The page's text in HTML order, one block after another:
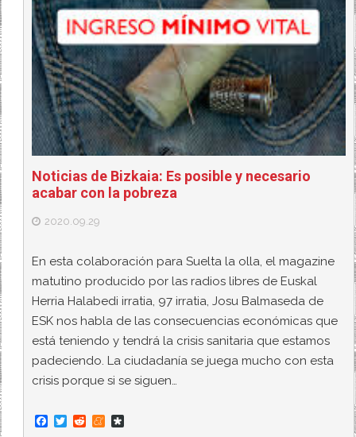
Noticias de Bizkaia: Es posible y necesario
acabar con la pobreza
2020.09.29
En esta colaboración para Suelta la olla, el magazine
matutino producido por las radios libres de Euskal
Herria Halabedi irratia, 97 irratia, Josu Balmaseda de
ESK nos habla de las consecuencias económicas que
está teniendo y tendrá la crisis sanitaria que estamos
padeciendo. La ciudadanía se juega mucho con esta
crisis porque si se siguen…
F
T
R
M